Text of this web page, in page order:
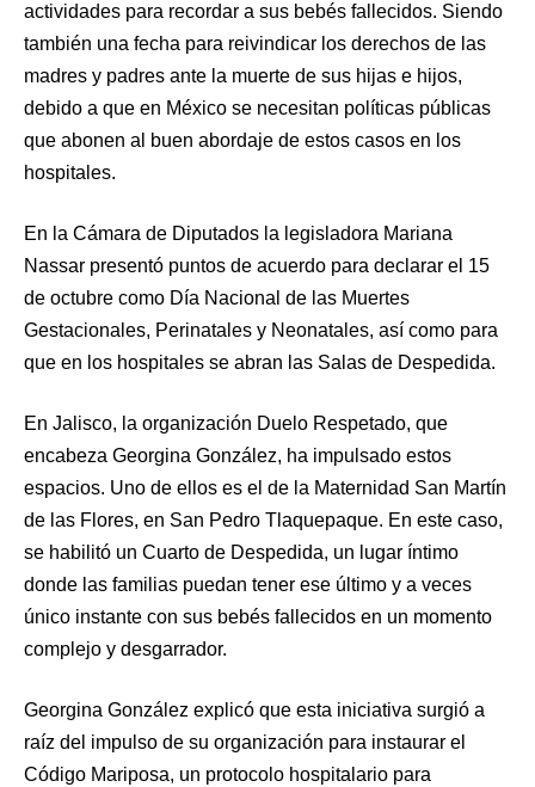
actividades para recordar a sus bebés fallecidos. Siendo
también una fecha para reivindicar los derechos de las
madres y padres ante la muerte de sus hijas e hijos,
debido a que en México se necesitan políticas públicas
que abonen al buen abordaje de estos casos en los
hospitales.
En la Cámara de Diputados la legisladora Mariana
Nassar presentó puntos de acuerdo para declarar el 15
de octubre como Día Nacional de las Muertes
Gestacionales, Perinatales y Neonatales, así como para
que en los hospitales se abran las Salas de Despedida.
En Jalisco, la organización Duelo Respetado, que
encabeza Georgina González, ha impulsado estos
espacios. Uno de ellos es el de la Maternidad San Martín
de las Flores, en San Pedro Tlaquepaque. En este caso,
se habilitó un Cuarto de Despedida, un lugar íntimo
donde las familias puedan tener ese último y a veces
único instante con sus bebés fallecidos en un momento
complejo y desgarrador.
Georgina González explicó que esta iniciativa surgió a
raíz del impulso de su organización para instaurar el
Código Mariposa, un protocolo hospitalario para